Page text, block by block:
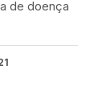
de doença